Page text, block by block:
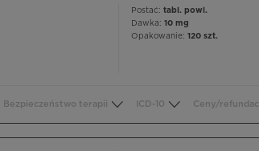
Postać: tabl. powl.
Dawka: 10 mg
Opakowanie: 120 szt.
Bezpieczeństwo terapii ICD-10 Ceny/